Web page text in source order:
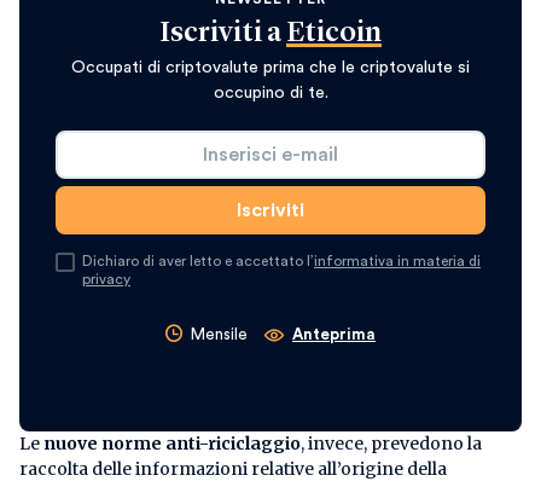
Iscriviti a Eticoin
Occupati di criptovalute prima che le criptovalute si
occupino di te.
Dichiaro di aver letto e accettato l’informativa in materia di
privacy
Mensile Anteprima
Le nuove norme anti-riciclaggio, invece, prevedono la
raccolta delle informazioni relative all’origine della